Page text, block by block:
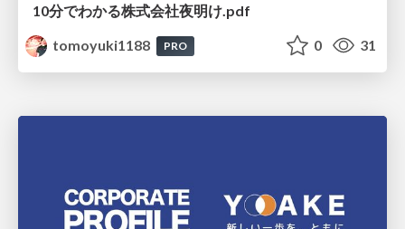
10分でわかる株式会社夜明け.pdf
tomoyuki1188
PRO 0 31